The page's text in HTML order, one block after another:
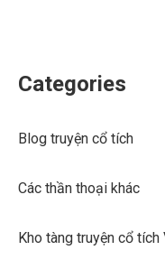
Categories
Blog truyện cổ tích
Các thần thoại khác
Kho tàng truyện cổ